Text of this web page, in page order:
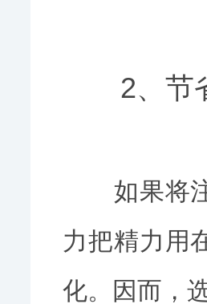
2、节
如果将注
力把精力用
化。因而，